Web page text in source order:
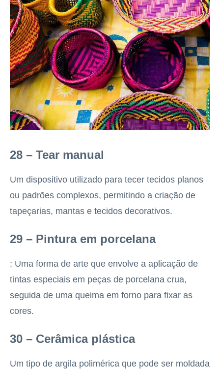
28 – Tear manual
Um dispositivo utilizado para tecer tecidos planos
ou padrões complexos, permitindo a criação de
tapeçarias, mantas e tecidos decorativos.
29 – Pintura em porcelana
: Uma forma de arte que envolve a aplicação de
tintas especiais em peças de porcelana crua,
seguida de uma queima em forno para fixar as
cores.
30 – Cerâmica plástica
Um tipo de argila polimérica que pode ser moldada